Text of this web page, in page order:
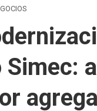
Simec: